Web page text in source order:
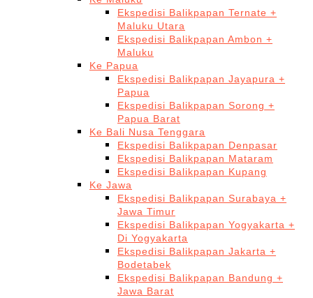
Ekspedisi Balikpapan Ternate +
Maluku Utara
Ekspedisi Balikpapan Ambon +
Maluku
Ke Papua
Ekspedisi Balikpapan Jayapura +
Papua
Ekspedisi Balikpapan Sorong +
Papua Barat
Ke Bali Nusa Tenggara
Ekspedisi Balikpapan Denpasar
Ekspedisi Balikpapan Mataram
Ekspedisi Balikpapan Kupang
Ke Jawa
Ekspedisi Balikpapan Surabaya +
Jawa Timur
Ekspedisi Balikpapan Yogyakarta +
Di Yogyakarta
Ekspedisi Balikpapan Jakarta +
Bodetabek
Ekspedisi Balikpapan Bandung +
Jawa Barat